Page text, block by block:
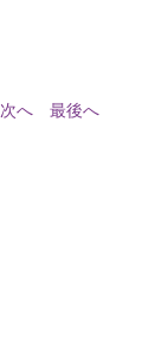
次へ 最後へ